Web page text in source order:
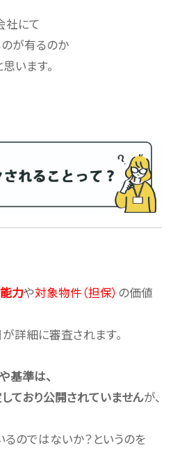
社にて
が有るのか
います。
力や対象物件（担保） の価値
詳細に審査されます。
基準は、
ており公開されていませんが、
のではないか？というのを